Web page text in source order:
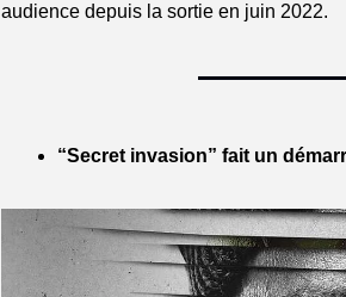
audience depuis la sortie en juin 2022.
“Secret invasion” fait un